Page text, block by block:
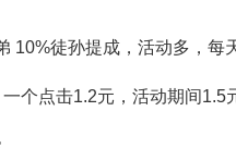
10%徒孙提成，活动多，每
个点击1.2元，活动期间1.5